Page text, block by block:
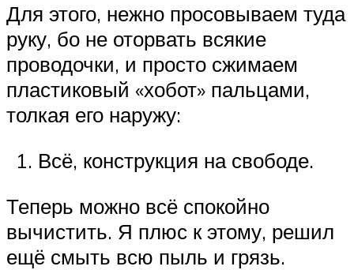
Для этого, нежно просовываем туда
руку, бо не оторвать всякие
проводочки, и просто сжимаем
пластиковый «хобот» пальцами,
толкая его наружу:
Всё, конструкция на свободе.
Теперь можно всё спокойно
вычистить. Я плюс к этому, решил
ещё смыть всю пыль и грязь.